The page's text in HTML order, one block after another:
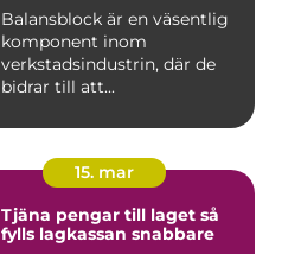
Balansblock är en väsentlig
komponent inom
verkstadsindustrin, där de
bidrar till att...
15. mar
Tjäna pengar till laget så
fylls lagkassan snabbare